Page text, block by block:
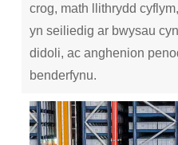
crog, math llithrydd
yn seiliedig ar bwysau
didoli, ac anghenion
benderfynu.